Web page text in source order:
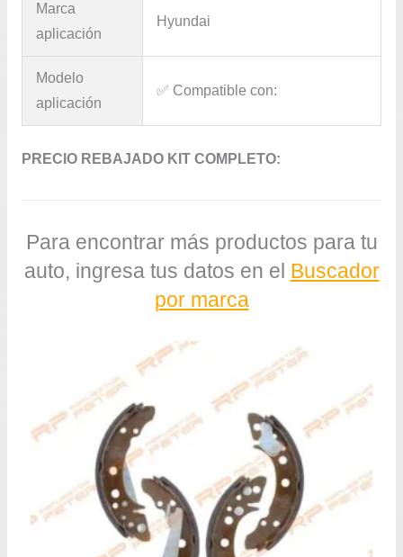
Marca
aplicación
Hyundai
Modelo
aplicación
✅​ Compatible con:
PRECIO REBAJADO KIT COMPLETO:
Para encontrar más productos para tu
auto, ingresa tus datos en el Buscador
por marca